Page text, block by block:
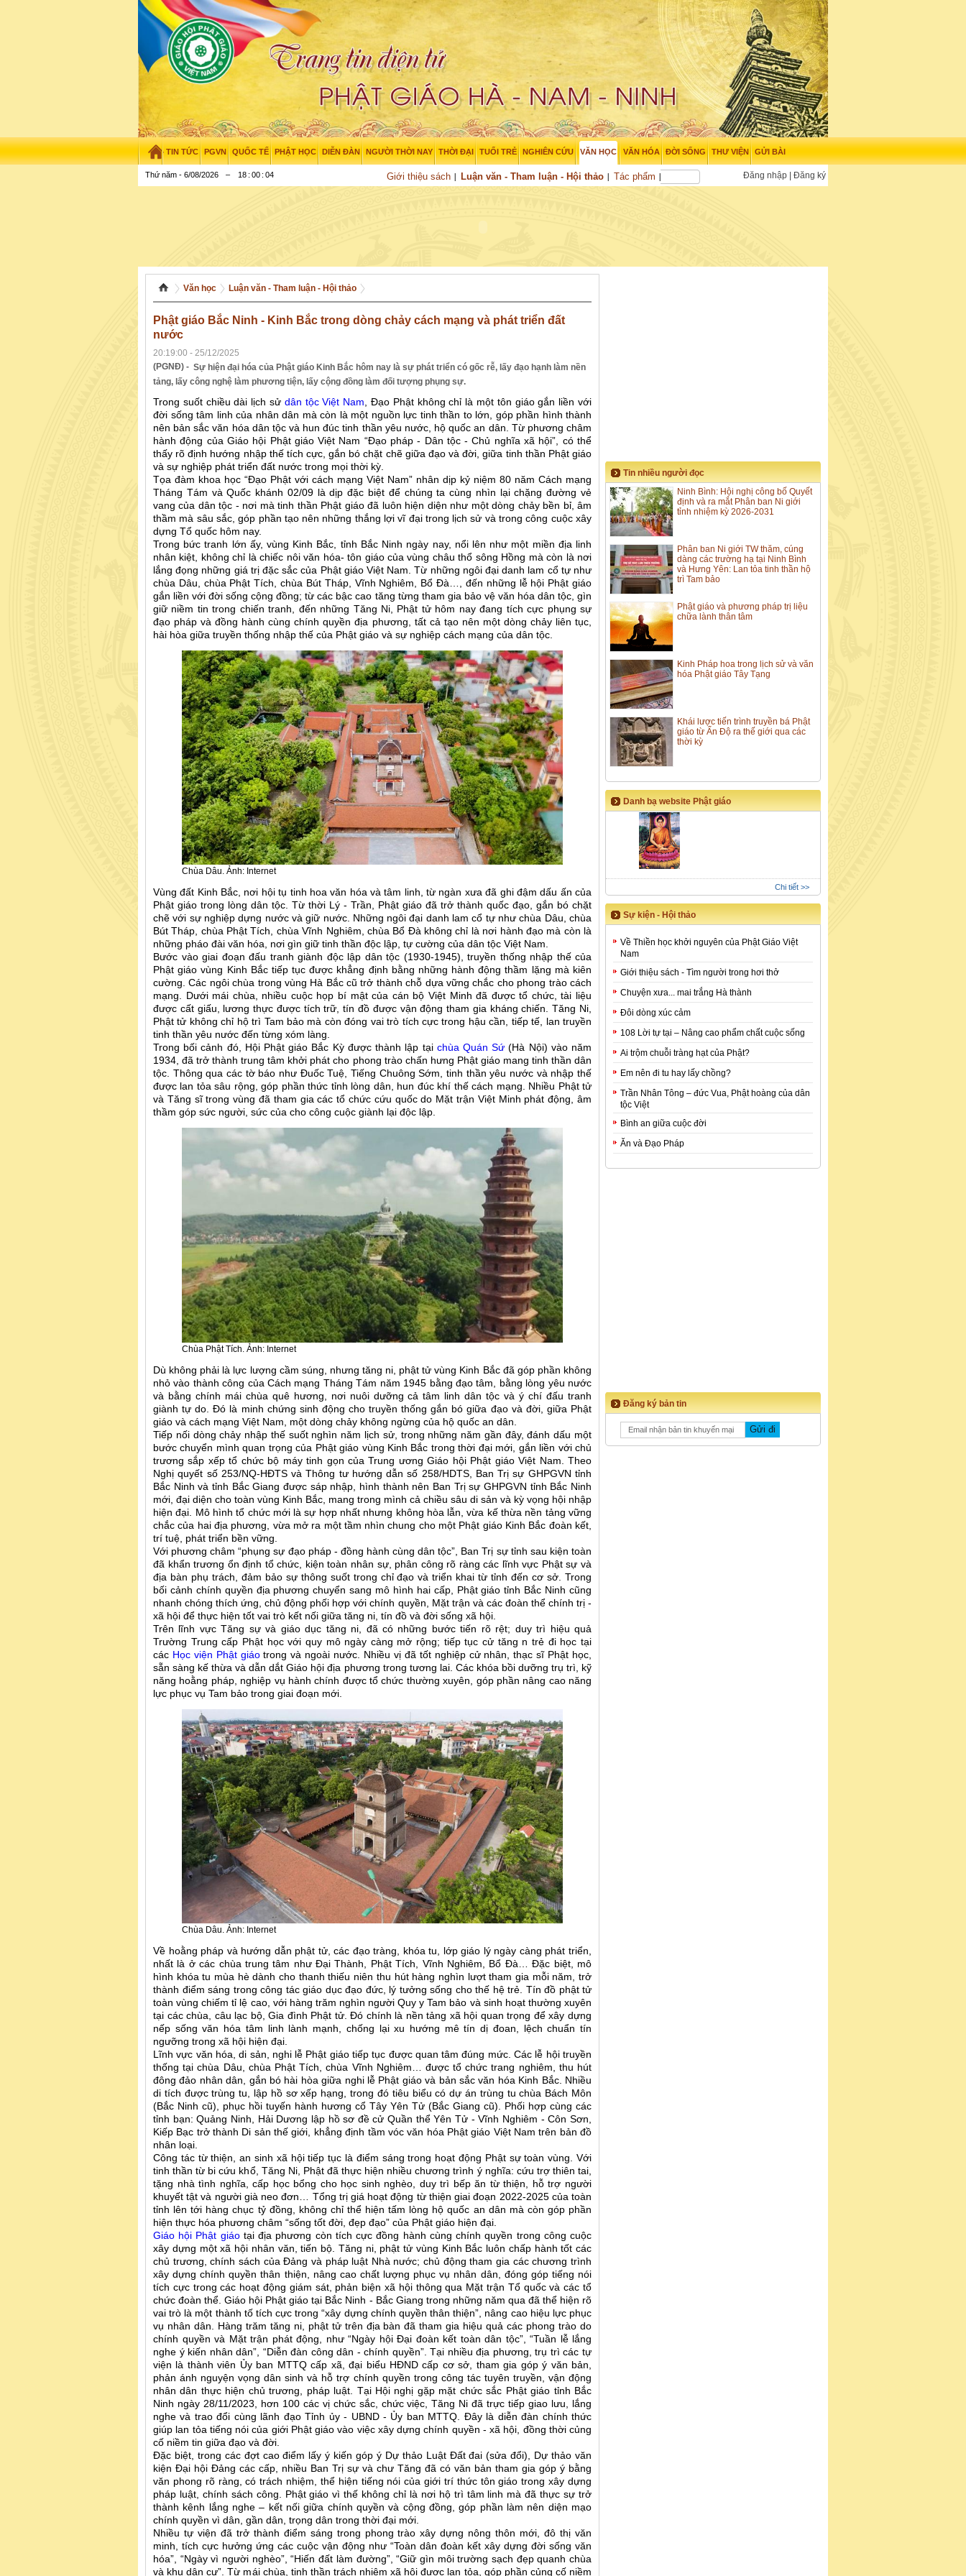
TIN TỨC PGVN QUỐC TẾ PHẬT HỌC DIỄN ĐÀN NGƯỜI THỜI NAY THỜI ĐẠI TUỔI TRẺ NGHIÊN CỨU VĂN HỌC
Giới thiệu sách Luận văn - Tham luận - Hội thảo Tác phẩm
VĂN HÓA ĐỜI SỐNG THƯ VIỆN GỬI BÀI
Thứ năm - 6/08/2026 – 18 : 00 : 05 Đăng nhập Đăng ký
Văn học Luận văn - Tham luận - Hội thảo
Phật giáo Bắc Ninh - Kinh Bắc trong dòng chảy cách mạng và phát triển đất
nước
20:19:00 - 25/12/2025
(PGNĐ) - Sự hiện đại hóa của Phật giáo Kinh Bắc hôm nay là sự phát triển có gốc rễ, lấy đạo hạnh làm nền
tảng, lấy công nghệ làm phương tiện, lấy cộng đồng làm đối tượng phụng sự.
Trong suốt chiều dài lịch sử dân tộc Việt Nam, Đạo Phật không chỉ là một tôn giáo gắn liền với
đời sống tâm linh của nhân dân mà còn là một nguồn lực tinh thần to lớn, góp phần hình thành
nên bản sắc văn hóa dân tộc và hun đúc tinh thần yêu nước, hộ quốc an dân. Từ phương châm
hành động của Giáo hội Phật giáo Việt Nam “Đạo pháp - Dân tộc - Chủ nghĩa xã hội”, có thể
thấy rõ định hướng nhập thế tích cực, gắn bó chặt chẽ giữa đạo và đời, giữa tinh thần Phật giáo
và sự nghiệp phát triển đất nước trong mọi thời kỳ.
Tọa đàm khoa học “Đạo Phật với cách mạng Việt Nam” nhân dịp kỷ niệm 80 năm Cách mạng
Tháng Tám và Quốc khánh 02/09 là dịp đặc biệt để chúng ta cùng nhìn lại chặng đường vẻ
vang của dân tộc - nơi mà tinh thần Phật giáo đã luôn hiện diện như một dòng chảy bền bỉ, âm
thầm mà sâu sắc, góp phần tạo nên những thắng lợi vĩ đại trong lịch sử và trong công cuộc xây
dựng Tổ quốc hôm nay.
Trong bức tranh lớn ấy, vùng Kinh Bắc, tỉnh Bắc Ninh ngày nay, nổi lên như một miền địa linh
nhân kiệt, không chỉ là chiếc nôi văn hóa- tôn giáo của vùng châu thổ sông Hồng mà còn là nơi
lắng đọng những giá trị đặc sắc của Phật giáo Việt Nam. Từ những ngôi đại danh lam cổ tự như
chùa Dâu, chùa Phật Tích, chùa Bút Tháp, Vĩnh Nghiêm, Bổ Đà…, đến những lễ hội Phật giáo
gắn liền với đời sống cộng đồng; từ các bậc cao tăng từng tham gia bảo vệ văn hóa dân tộc, gìn
giữ niềm tin trong chiến tranh, đến những Tăng Ni, Phật tử hôm nay đang tích cực phụng sự
đạo pháp và đồng hành cùng chính quyền địa phương, tất cả tạo nên một dòng chảy liên tục,
hài hòa giữa truyền thống nhập thế của Phật giáo và sự nghiệp cách mạng của dân tộc.
Chùa Dâu. Ảnh: Internet
Vùng đất Kinh Bắc, nơi hội tụ tinh hoa văn hóa và tâm linh, từ ngàn xưa đã ghi đậm dấu ấn của
Phật giáo trong lòng dân tộc. Từ thời Lý - Trần, Phật giáo đã trở thành quốc đạo, gắn bó chặt
chẽ với sự nghiệp dựng nước và giữ nước. Những ngôi đại danh lam cổ tự như chùa Dâu, chùa
Bút Tháp, chùa Phật Tích, chùa Vĩnh Nghiêm, chùa Bổ Đà không chỉ là nơi hành đạo mà còn là
những pháo đài văn hóa, nơi gìn giữ tinh thần độc lập, tự cường của dân tộc Việt Nam.
Bước vào giai đoạn đấu tranh giành độc lập dân tộc (1930-1945), truyền thống nhập thế của
Phật giáo vùng Kinh Bắc tiếp tục được khẳng định bằng những hành động thầm lặng mà kiên
cường. Các ngôi chùa trong vùng Hà Bắc cũ trở thành chỗ dựa vững chắc cho phong trào cách
mạng. Dưới mái chùa, nhiều cuộc họp bí mật của cán bộ Việt Minh đã được tổ chức, tài liệu
được cất giấu, lương thực được tích trữ, tín đồ được vận động tham gia kháng chiến. Tăng Ni,
Phật tử không chỉ hộ trì Tam bảo mà còn đóng vai trò tích cực trong hậu cần, tiếp tế, lan truyền
tinh thần yêu nước đến từng xóm làng.
Trong bối cảnh đó, Hội Phật giáo Bắc Kỳ được thành lập tại chùa Quán Sứ (Hà Nội) vào năm
1934, đã trở thành trung tâm khởi phát cho phong trào chấn hưng Phật giáo mang tinh thần dân
tộc. Thông qua các tờ báo như Đuốc Tuệ, Tiếng Chuông Sớm, tinh thần yêu nước và nhập thế
được lan tỏa sâu rộng, góp phần thức tỉnh lòng dân, hun đúc khí thế cách mạng. Nhiều Phật tử
và Tăng sĩ trong vùng đã tham gia các tổ chức cứu quốc do Mặt trận Việt Minh phát động, âm
thầm góp sức người, sức của cho công cuộc giành lại độc lập.
Chùa Phật Tích. Ảnh: Internet
Dù không phải là lực lượng cầm súng, nhưng tăng ni, phật tử vùng Kinh Bắc đã góp phần không
nhỏ vào thành công của Cách mạng Tháng Tám năm 1945 bằng đạo tâm, bằng lòng yêu nước
và bằng chính mái chùa quê hương, nơi nuôi dưỡng cả tâm linh dân tộc và ý chí đấu tranh
giành tự do. Đó là minh chứng sinh động cho truyền thống gắn bó giữa đạo và đời, giữa Phật
giáo và cách mạng Việt Nam, một dòng chảy không ngừng của hộ quốc an dân.
Tiếp nối dòng chảy nhập thế suốt nghìn năm lịch sử, trong những năm gần đây, đánh dấu một
bước chuyển mình quan trọng của Phật giáo vùng Kinh Bắc trong thời đại mới, gắn liền với chủ
trương sắp xếp tổ chức bộ máy tinh gọn của Trung ương Giáo hội Phật giáo Việt Nam. Theo
Nghị quyết số 253/NQ-HĐTS và Thông tư hướng dẫn số 258/HDTS, Ban Trị sự GHPGVN tỉnh
Bắc Ninh và tỉnh Bắc Giang được sáp nhập, hình thành nên Ban Trị sự GHPGVN tỉnh Bắc Ninh
mới, đại diện cho toàn vùng Kinh Bắc, mang trong mình cả chiều sâu di sản và kỳ vọng hội nhập
hiện đại. Mô hình tổ chức mới là sự hợp nhất nhưng không hòa lẫn, vừa kế thừa nền tảng vững
chắc của hai địa phương, vừa mở ra một tầm nhìn chung cho một Phật giáo Kinh Bắc đoàn kết,
trí tuệ, phát triển bền vững.
Với phương châm “phụng sự đạo pháp - đồng hành cùng dân tộc”, Ban Trị sự tỉnh sau kiện toàn
đã khẩn trương ổn định tổ chức, kiện toàn nhân sự, phân công rõ ràng các lĩnh vực Phật sự và
địa bàn phụ trách, đảm bảo sự thông suốt trong chỉ đạo và triển khai từ tỉnh đến cơ sở. Trong
bối cảnh chính quyền địa phương chuyển sang mô hình hai cấp, Phật giáo tỉnh Bắc Ninh cũng
nhanh chóng thích ứng, chủ động phối hợp với chính quyền, Mặt trận và các đoàn thể chính trị -
xã hội để thực hiện tốt vai trò kết nối giữa tăng ni, tín đồ và đời sống xã hội.
Trên lĩnh vực Tăng sự và giáo dục tăng ni, đã có những bước tiến rõ rệt; duy trì hiệu quả
Trường Trung cấp Phật học với quy mô ngày càng mở rộng; tiếp tục cử tăng n trẻ đi học tại
các Học viện Phật giáotrong và ngoài nước. Nhiều vị đã tốt nghiệp cử nhân, thạc sĩ Phật học,
sẵn sàng kế thừa và dẫn dắt Giáo hội địa phương trong tương lai. Các khóa bồi dưỡng trụ trì, kỹ
năng hoằng pháp, nghiệp vụ hành chính được tổ chức thường xuyên, góp phần nâng cao năng
lực phục vụ Tam bảo trong giai đoạn mới.
Chùa Dâu. Ảnh: Internet
Về hoằng pháp và hướng dẫn phật tử, các đạo tràng, khóa tu, lớp giáo lý ngày càng phát triển,
nhất là ở các chùa trung tâm như Đại Thành, Phật Tích, Vĩnh Nghiêm, Bổ Đà… Đặc biệt, mô
hình khóa tu mùa hè dành cho thanh thiếu niên thu hút hàng nghìn lượt tham gia mỗi năm, trở
thành điểm sáng trong công tác giáo dục đạo đức, lý tưởng sống cho thế hệ trẻ. Tín đồ phật tử
toàn vùng chiếm tỉ lệ cao, với hàng trăm nghìn người Quy y Tam bảo và sinh hoạt thường xuyên
tại các chùa, câu lạc bộ, Gia đình Phật tử. Đó chính là nền tảng xã hội quan trọng để xây dựng
nếp sống văn hóa tâm linh lành mạnh, chống lại xu hướng mê tín dị đoan, lệch chuẩn tín
ngưỡng trong xã hội hiện đại.
Lĩnh vực văn hóa, di sản, nghi lễ Phật giáo tiếp tục được quan tâm đúng mức. Các lễ hội truyền
thống tại chùa Dâu, chùa Phật Tích, chùa Vĩnh Nghiêm… được tổ chức trang nghiêm, thu hút
đông đảo nhân dân, gắn bó hài hòa giữa nghi lễ Phật giáo và bản sắc văn hóa Kinh Bắc. Nhiều
di tích được trùng tu, lập hồ sơ xếp hạng, trong đó tiêu biểu có dự án trùng tu chùa Bách Môn
(Bắc Ninh cũ), phục hồi tuyến hành hương cổ Tây Yên Tử (Bắc Giang cũ). Phối hợp cùng các
tỉnh bạn: Quảng Ninh, Hải Dương lập hồ sơ đề cử Quần thể Yên Tử - Vĩnh Nghiêm - Côn Sơn,
Kiếp Bạc trở thành Di sản thế giới, khẳng định tầm vóc văn hóa Phật giáo Việt Nam trên bản đồ
nhân loại.
Công tác từ thiện, an sinh xã hội tiếp tục là điểm sáng trong hoạt động Phật sự toàn vùng. Với
tinh thần từ bi cứu khổ, Tăng Ni, Phật đã thực hiện nhiều chương trình ý nghĩa: cứu trợ thiên tai,
tặng nhà tình nghĩa, cấp học bổng cho học sinh nghèo, duy trì bếp ăn từ thiện, hỗ trợ người
khuyết tật và người già neo đơn… Tổng trị giá hoạt động từ thiện giai đoạn 2022-2025 của toàn
tỉnh lên tới hàng chục tỷ đồng, không chỉ thể hiện tấm lòng hộ quốc an dân mà còn góp phần
hiện thực hóa phương châm “sống tốt đời, đẹp đạo” của Phật giáo hiện đại.
Giáo hội Phật giáotại địa phương còn tích cực đồng hành cùng chính quyền trong công cuộc
xây dựng một xã hội nhân văn, tiến bộ. Tăng ni, phật tử vùng Kinh Bắc luôn chấp hành tốt các
chủ trương, chính sách của Đảng và pháp luật Nhà nước; chủ động tham gia các chương trình
xây dựng chính quyền thân thiện, nâng cao chất lượng phục vụ nhân dân, đóng góp tiếng nói
tích cực trong các hoạt động giám sát, phản biện xã hội thông qua Mặt trận Tổ quốc và các tổ
chức đoàn thể. Giáo hội Phật giáo tại Bắc Ninh - Bắc Giang trong những năm qua đã thể hiện rõ
vai trò là một thành tố tích cực trong “xây dựng chính quyền thân thiện”, nâng cao hiệu lực phục
vụ nhân dân. Hàng trăm tăng ni, phật tử trên địa bàn đã tham gia hiệu quả các phong trào do
chính quyền và Mặt trận phát động, như “Ngày hội Đại đoàn kết toàn dân tộc”, “Tuần lễ lắng
nghe ý kiến nhân dân”, “Diễn đàn công dân - chính quyền”. Tại nhiều địa phương, trụ trì các tự
viện là thành viên Ủy ban MTTQ cấp xã, đại biểu HĐND cấp cơ sở, tham gia góp ý văn bản,
phản ánh nguyện vọng dân sinh và hỗ trợ chính quyền trong công tác tuyên truyền, vận động
nhân dân thực hiện chủ trương, pháp luật. Tại Hội nghị gặp mặt chức sắc Phật giáo tỉnh Bắc
Ninh ngày 28/11/2023, hơn 100 các vị chức sắc, chức việc, Tăng Ni đã trực tiếp giao lưu, lắng
nghe và trao đổi cùng lãnh đạo Tỉnh ủy - UBND - Ủy ban MTTQ. Đây là diễn đàn chính thức
giúp lan tỏa tiếng nói của giới Phật giáo vào việc xây dựng chính quyền - xã hội, đồng thời củng
cố niềm tin giữa đạo và đời.
Đặc biệt, trong các đợt cao điểm lấy ý kiến góp ý Dự thảo Luật Đất đai (sửa đổi), Dự thảo văn
kiện Đại hội Đảng các cấp, nhiều Ban Trị sự và chư Tăng đã có văn bản tham gia góp ý bằng
văn phong rõ ràng, có trách nhiệm, thể hiện tiếng nói của giới trí thức tôn giáo trong xây dựng
pháp luật, chính sách công. Phật giáo vì thế không chỉ là nơi hộ trì tâm linh mà đã thực sự trở
thành kênh lắng nghe – kết nối giữa chính quyền và cộng đồng, góp phần làm nên diện mạo
chính quyền vì dân, gần dân, trọng dân trong thời đại mới.
Nhiều tự viện đã trở thành điểm sáng trong phong trào xây dựng nông thôn mới, đô thị văn
minh, tích cực hưởng ứng các cuộc vận động như “Toàn dân đoàn kết xây dựng đời sống văn
hóa”, “Ngày vì người nghèo”, “Hiến đất làm đường”, “Giữ gìn môi trường sạch đẹp quanh chùa
và khu dân cư”. Từ mái chùa, tinh thần trách nhiệm xã hội được lan tỏa, góp phần củng cố niềm
Tin nhiều người đọc
Ninh Bình: Hội nghị công bố Quyết
định và ra mắt Phân ban Ni giới
tỉnh nhiệm kỳ 2026-2031
Phân ban Ni giới TW thăm, cúng
dàng các trường hạ tại Ninh Bình
và Hưng Yên: Lan tỏa tinh thần hộ
trì Tam bảo
Phật giáo và phương pháp trị liệu
chữa lành thân tâm
Kinh Pháp hoa trong lịch sử và văn
hóa Phật giáo Tây Tạng
Khái lược tiến trình truyền bá Phật
giáo từ Ấn Độ ra thế giới qua các
thời kỳ
Danh bạ website Phật giáo
Chi tiết >>
Sự kiện - Hội thảo
Về Thiền học khởi nguyên của Phật Giáo Việt
Nam
Giới thiệu sách - Tìm người trong hơi thở
Chuyện xưa... mai trắng Hà thành
Đôi dòng xúc cảm
108 Lời tự tại – Nâng cao phẩm chất cuộc sống
Ai trộm chuỗi tràng hạt của Phật?
Em nên đi tu hay lấy chồng?
Trần Nhân Tông – đức Vua, Phật hoàng của dân
tộc Việt
Bình an giữa cuộc đời
Ăn và Đạo Pháp
Đăng ký bản tin